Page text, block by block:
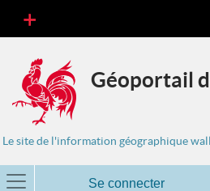
Géoportail
Le site de l'information géographique
Se connecter